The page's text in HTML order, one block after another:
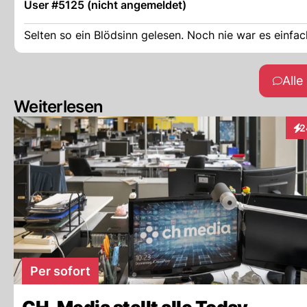
User #5125 (nicht angemeldet)
Selten so ein Blödsinn gelesen. Noch nie war es
Weiterlesen
Per sofort